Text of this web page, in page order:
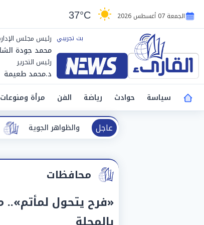
الجمعة 07 أغسطس 2026 37°C
رئيس مجلس
محمد جودة
رئيس التحرير
د.محمد طعيمة
سياسة
حوادث رياضة الفن مرأة ومنوعات
عاجل
تفسير حلم
محافظات